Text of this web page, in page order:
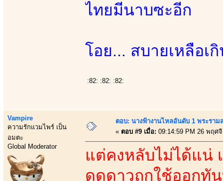
ไทยมีนาบซะอีก
โอย... สบายเหลือเ
:82: :82: :82:
Vampire
ความรักแวมไพร์ เป็น
อมตะ
Global Moderator
ตอบ: นางฟ้างานไหลอันดับ 1 พระราม
« ตอบ #9 เมื่อ: 09:14:59 PM 26 พฤศ
แต่คงหลับไม่ได้แน่
ดูดดาวถูกใช้ออกทั